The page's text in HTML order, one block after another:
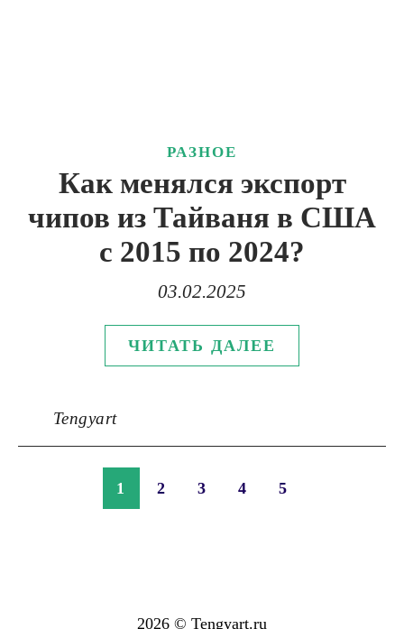
РАЗНОЕ
Как менялся экспорт
чипов из Тайваня в США
с 2015 по 2024?
03.02.2025
ЧИТАТЬ ДАЛЕЕ
Tengyart
1 2 3 4 5
2026 © Tengyart.ru